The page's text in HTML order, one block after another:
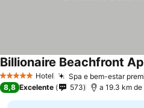
5 Estrelas Hotel Spa e bem-estar
Billionaire Beachfront
8,8 Excelente 573 a 19.3 km